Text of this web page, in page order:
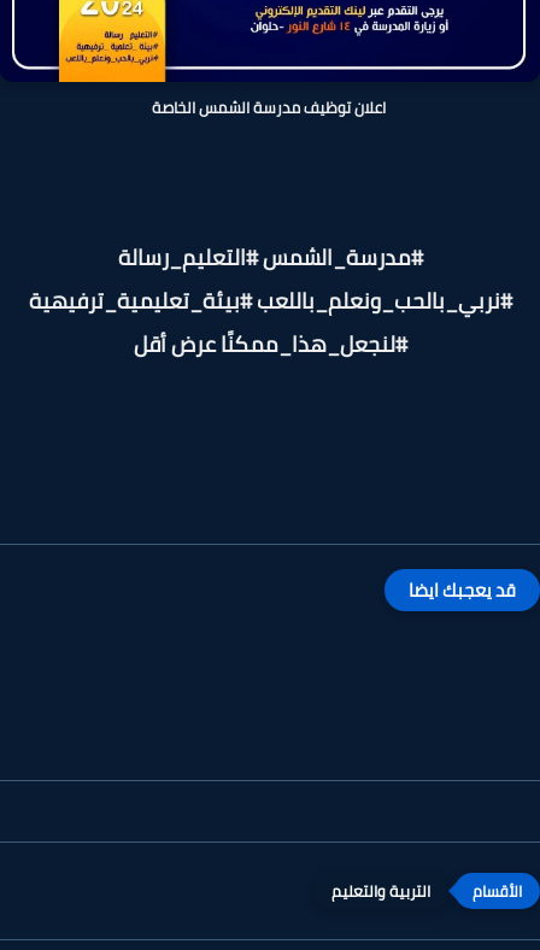
اعلان توظيف مدرسة الشمس الخاصة
#مدرسة_الشمس #التعليم_رسالة
#نربي_بالحب_ونعلم_باللعب #بيئة_تعليمية_ترفيهية
#لنجعل_هذا_ممكنًا عرض أقل
قد يعجبك ايضا
التربية والتعليم